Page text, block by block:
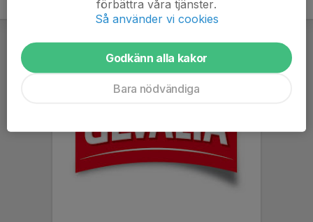
förbättra våra tjänster.
Så använder vi cookies
Godkänn alla kakor
Bara nödvändiga